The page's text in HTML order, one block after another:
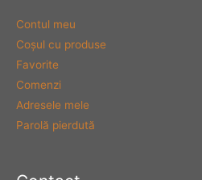
Contul meu
Coşul cu produse
Favorite
Comenzi
Adresele mele
Parolă pierdută